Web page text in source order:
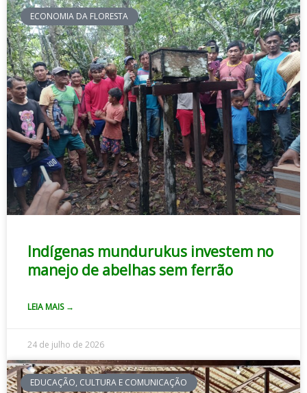
ECONOMIA DA FLORESTA
Indígenas mundurukus investem no
manejo de abelhas sem ferrão
LEIA MAIS →
24 de julho de 2026
EDUCAÇÃO, CULTURA E COMUNICAÇÃO